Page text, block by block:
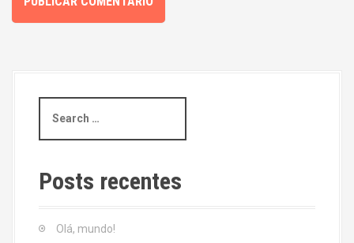
a
c
h
Posts recentes
Olá, mundo!